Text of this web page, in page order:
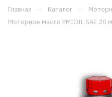
Главная — Каталог —
Моторное масло YMIOIL SAE 20